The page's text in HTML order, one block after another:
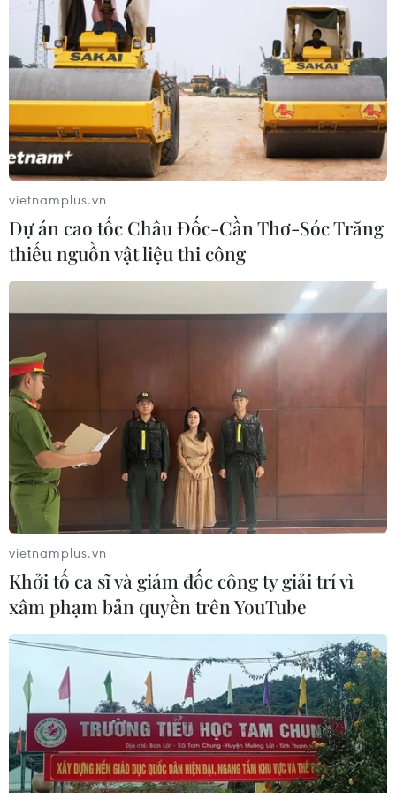
Chúng tôi chủ yếu luyện tập với tạ, hoặc với
máy đạp xe và máy chạy bộ. Bằng cách đó,
chúng tôi đã tập luyện kha khá và vẫn còn rất
sung sức. Cơ bụng của tôi hiếm khi rắn chắc
như vậy (cười). Chúng tôi cũng nói chuyện với
nhau rất nhiều để duy trì cảm giác của một tập
thể.
- Trận đấu hay nhất của anh tính đến nay là trận
nào?
riêng mình. Tôi chắc chắn đã có nhiều trận đấu
hay. Khoảnh khắc căng thẳng nhất là bàn thắng
trong trận chung kết năm 2012 vào lưới Chelsea
- cảm giác ghi được bàn thắng mà cả thành phố
đang trông đợi trong trận đấu đó, trên sân vận
động đó, thật tuyệt vời.
Thật không may, như chúng ta đều đã biết,
chúng tôi đã thua trên chấm phạt. Nhưng tôi sẽ
không bao giờ quên khoảnh khắc đó.
Khoảnh khắc Mueller ghi bàn vào lưới Chelsea. (Nguồn: Getty
Images)
vietnamplus.vn
Dự án cao tốc Châu Đốc-Cần Thơ-Sóc Trăng
thiếu nguồn vật liệu thi công
vietnamplus.vn
Khởi tố ca sĩ và giám đốc công ty giải trí vì
xâm phạm bản quyền trên YouTube